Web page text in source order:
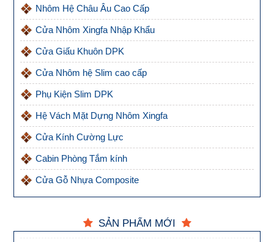
Nhôm Hệ Châu Âu Cao Cấp
Cửa Nhôm Xingfa Nhập Khẩu
Cửa Giấu Khuôn DPK
Cửa Nhôm hệ Slim cao cấp
Phụ Kiện Slim DPK
Hệ Vách Mặt Dựng Nhôm Xingfa
Cửa Kính Cường Lực
Cabin Phòng Tắm kính
Cửa Gỗ Nhựa Composite
SẢN PHẨM MỚI